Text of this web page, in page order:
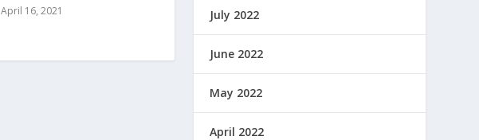
April 16, 2021 July 2022
June 2022
May 2022
April 2022